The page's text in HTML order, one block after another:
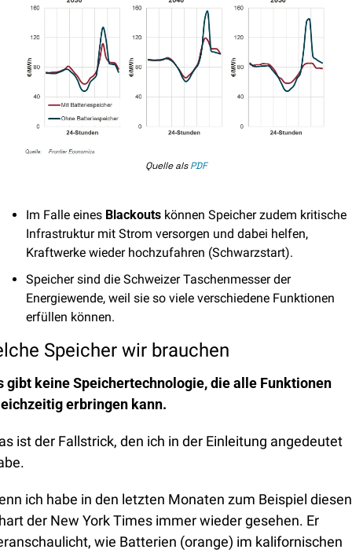
Quelle als PDF
Im Falle eines Blackouts können Speicher zudem kritische
Infrastruktur mit Strom versorgen und dabei helfen,
Kraftwerke wieder hochzufahren (Schwarzstart).
Speicher sind die Schweizer Taschenmesser der
Energiewende, weil sie so viele verschiedene Funktionen
erfüllen können.
Speicher wir brauchen
gibt keine Speichertechnologie, die alle Funktionen
erbringen kann.
ist der Fallstrick, den ich in der Einleitung angedeutet
ich habe in den letzten Monaten zum Beispiel diesen
der New York Times immer wieder gesehen. Er
wie Batterien (orange) im kalifornischen